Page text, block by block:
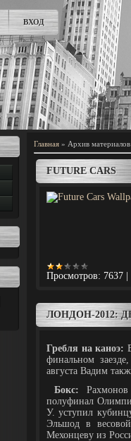
ВХОД
Главная » Архив материалов
FUTURE CARS
Просмотров: 7637
ЛОНДОН-2012:
Гребля на каноэ:
финальном
августа Вадим
Бокс:
полуфинал
У. уступил
Эльшод в
Мехонцеву из